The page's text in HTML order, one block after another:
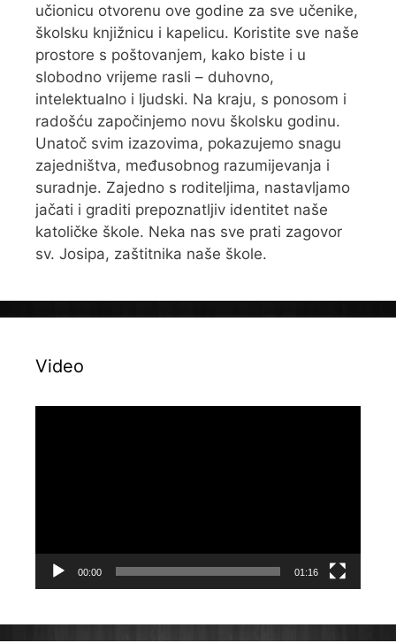
učionicu otvorenu ove godine za sve učenike,
školsku knjižnicu i kapelicu. Koristite sve naše
prostore s poštovanjem, kako biste i u
slobodno vrijeme rasli – duhovno,
intelektualno i ljudski. Na kraju, s ponosom i
radošću započinjemo novu školsku godinu.
Unatoč svim izazovima, pokazujemo snagu
zajedništva, međusobnog razumijevanja i
suradnje. Zajedno s roditeljima, nastavljamo
jačati i graditi prepoznatljiv identitet naše
katoličke škole. Neka nas sve prati zagovor
sv. Josipa, zaštitnika naše škole.
Video
00:00 01:16